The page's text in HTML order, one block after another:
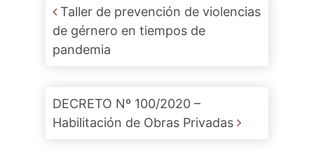
Post navigation
Taller de prevención de violencias
de gérnero en tiempos de
pandemia
DECRETO Nº 100/2020 –
Habilitación de Obras Privadas